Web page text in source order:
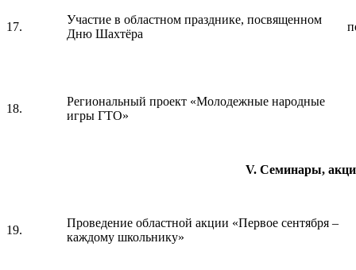
17.
Участие в областном празднике, посвященном
Дню Шахтёра
18.
Региональный проект «Молодежные народные
игры ГТО»
V. Семинары,
19.
Проведение областной акции «Первое сентября –
каждому школьнику»